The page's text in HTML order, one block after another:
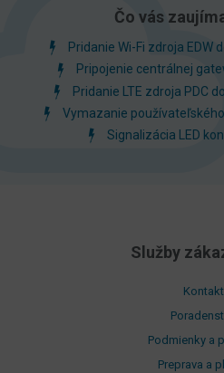
Čo vás
Pridanie Wi-Fi zdroja
Pripojenie centrálnej
Pridanie LTE zdroja PDC
Vymazanie
Signalizácia LED
Služby
Kontakt
Podmienky a
Preprava a